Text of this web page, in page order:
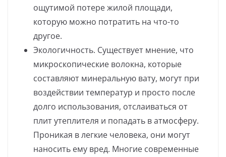
ощутимой потере жилой площади,
которую можно потратить на что-то
другое.
Экологичность. Существует мнение, что
микроскопические волокна, которые
составляют минеральную вату, могут при
воздействии температур и просто после
долго использования, отслаиваться от
плит утеплителя и попадать в атмосферу.
Проникая в легкие человека, они могут
наносить ему вред. Многие современные